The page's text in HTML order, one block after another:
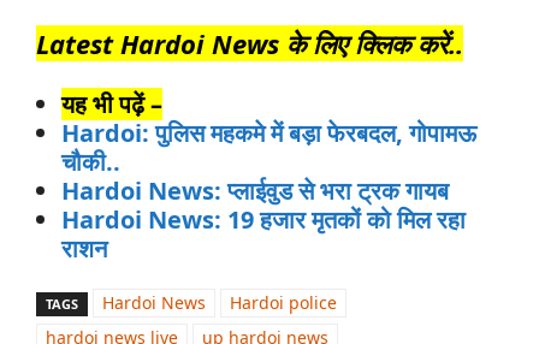
Latest Hardoi News के लिए क्लिक करें..
यह भी पढ़ें –
Hardoi: पुलिस महकमे में बड़ा फेरबदल, गोपामऊ
चौकी..
Hardoi News: प्लाईवुड से भरा ट्रक गायब
Hardoi News: 19 हजार मृतकों को मिल रहा
राशन
TAGS Hardoi News
Hardoi police
hardoi news live
up hardoi news